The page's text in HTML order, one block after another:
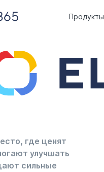
Продукты
где ценят
улучшать
сильные